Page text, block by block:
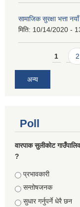
सामाजिक सुरक्षा भत्ता
मिति: 10/14/2020 -
Pages1 2
अन्य
Poll
वारपाक सुलीकोट
?
Choices
प्रभावकारी
सन्तोषजनक
सुधार गर्नुपर्ने धेरै छन